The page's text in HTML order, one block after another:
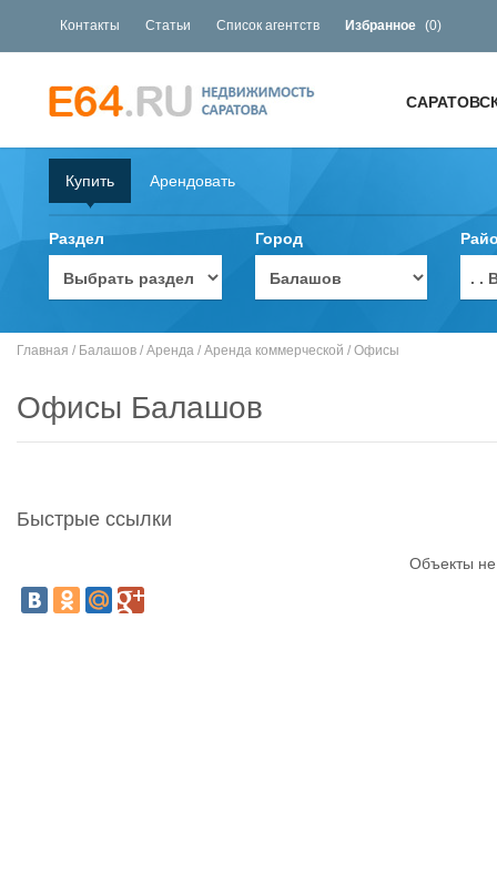
Контакты Статьи Список агентств Избранное (0)
Купить Арендовать
Раздел Город
. .
Главная / Балашов / Аренда / Аренда коммерческой / Офисы
Офисы Балашов
Быстрые ссылки
Объекты